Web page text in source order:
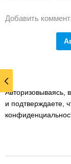
Добавить
Авторизовываясь,
и подтверждаете,